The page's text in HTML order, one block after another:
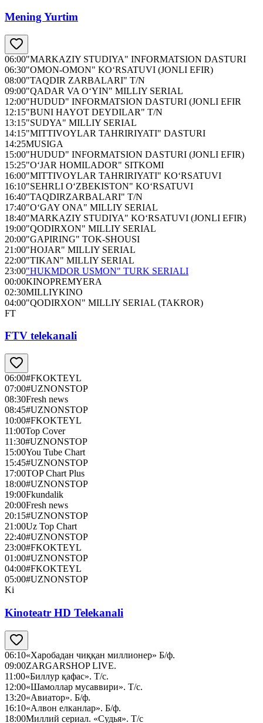
Mening Yurtim
06:00"MARKAZIY STUDIYA" INFORMATSION DASTURI
06:30"OMON-OMON" KO‘RSATUVI (JONLI EFIR)
08:00"TAQDIR ZARBALARI" T/N
09:00"QADAR VA O‘YIN" MILLIY SERIAL
12:00"HUDUD" INFORMATSION DASTURI (JONLI EFIR
12:15"BUNI HAYOT DEYDILAR" T/N
13:15"SUDYA" MILLIY SERIAL
14:15"MITTIVOYLAR TAHRIRIYATI" DASTURI
14:25MUSIGA
15:00"HUDUD" INFORMATSION DASTURI (JONLI EFIR)
15:25"O‘JAR HOMILADOR" SITKOMI
16:00"MITTIVOYLAR TAHRIRIYATI" KO‘RSATUVI
16:10"SEHRLI O‘ZBEKISTON" KO‘RSATUVI
16:40"TAQDIRZARBALARI" T/N
17:40"O‘GAY ONA" MILLIY SERIAL
18:40"MARKAZIY STUDIYA" KO‘RSATUVI (JONLI EFIR)
19:00"QODIRXON" MILLIY SERIAL
20:00"GAPIRING" TOK-SHOUSI
21:00"HOJAR" MILLIY SERIAL
22:00"TIKAN" MILLIY SERIAL
23:00"HUKMDOR USMON" TURK SERIALI
00:00KINOPREMYERA
02:30MILLIYKINO
04:00"QODIRXON" MILLIY SERIAL (TAKROR)
FT
FTV telekanali
06:00#FKOKTEYL
07:00#UZNONSTOP
08:30Fresh news
08:45#UZNONSTOP
10:00#FKOKTEYL
11:00Top Cover
11:30#UZNONSTOP
15:00You Tube Chart
15:45#UZNONSTOP
17:00TOP Chart Plus
18:00#UZNONSTOP
19:00Fkundalik
20:00Fresh news
20:15#UZNONSTOP
21:00Uz Top Chart
22:40#UZNONSTOP
23:00#FKOKTEYL
01:00#UZNONSTOP
04:00#FKOKTEYL
05:00#UZNONSTOP
Ki
Kinoteatr HD Telekanali
06:10«Харобадан чиққан миллионер» Б/ф.
09:00ZARGARSHOP LIVE.
11:00«Биллур қафас». Т/с.
12:00«Шамоллар мусаввири». Т/с.
13:20«Авиатор». Б/ф.
16:10«Алвон елканлар». Б/ф.
18:00Миллий сериал. «Судья». Т/с